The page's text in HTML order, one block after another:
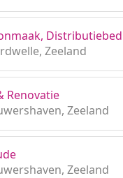
Zeeland
Renovatie
Zeeland
Zeeland